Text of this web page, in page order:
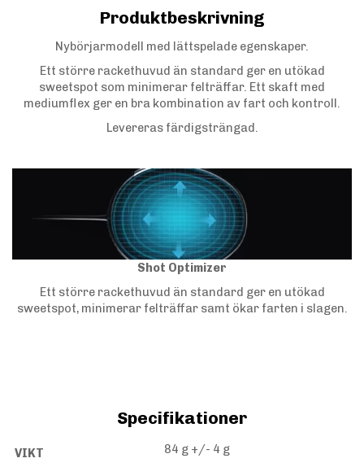
Produktbeskrivning
Nybörjarmodell med lättspelade egenskaper.
Ett större rackethuvud än standard ger en utökad
sweetspot som minimerar felträffar. Ett skaft med
mediumflex ger en bra kombination av fart och kontroll.
Levereras färdigsträngad.
Shot Optimizer
Ett större rackethuvud än standard ger en utökad
sweetspot, minimerar felträffar samt ökar farten i slagen.
Specifikationer
VIKT 84 g +/- 4 g